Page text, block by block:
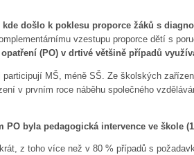
kde došlo k poklesu proporce žáků s
vzestupu proporce dětí s
(PO) v drtivé většině případů
participují MŠ, méně SŠ. Ze školských
v prvním roce náběhu společného
PO byla pedagogická intervence ve škole
z toho více než v 80 % případů s